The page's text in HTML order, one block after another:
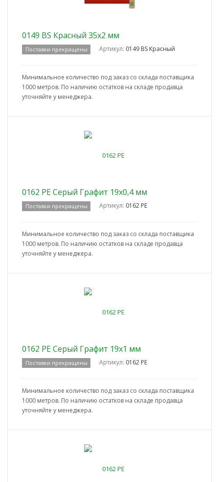
0149 BS Красный 35x2 мм
Поставки прекращены Артикул: 0149 BS Красный
Минимальное количество под заказ со склада поставщика
1000 метров. По наличию остатков на складе продавца
уточняйте у менеджера.
0162 PE Серый Графит 19x0,4 мм
Поставки прекращены Артикул: 0162 PE
Минимальное количество под заказ со склада поставщика
1000 метров. По наличию остатков на складе продавца
уточняйте у менеджера.
0162 PE Серый Графит 19x1 мм
Поставки прекращены Артикул: 0162 PE
Минимальное количество под заказ со склада поставщика
1000 метров. По наличию остатков на складе продавца
уточняйте у менеджера.